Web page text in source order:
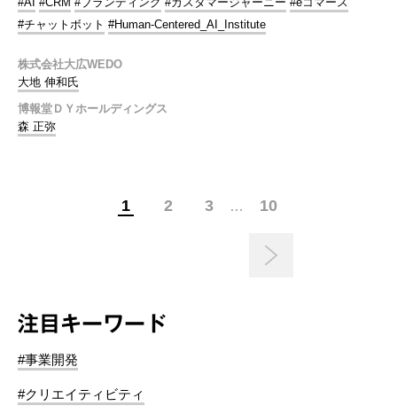
#チャットボット #Human-Centered_AI_Institute
株式会社大広WEDO
大地 伸和氏
博報堂ＤＹホールディングス
森 正弥
1 2 3 … 10
注目キーワード
#事業開発
#クリエイティビティ